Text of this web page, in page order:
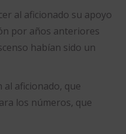
al aficionado su apoyo
por años anteriores
habían sido un
aficionado, que
los números, que